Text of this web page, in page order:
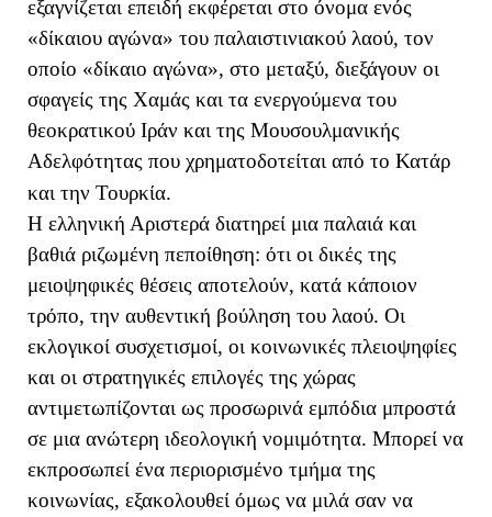
εξαγνίζεται επειδή εκφέρεται στο όνομα ενός
«δίκαιου αγώνα» του παλαιστινιακού λαού, τον
οποίο «δίκαιο αγώνα», στο μεταξύ, διεξάγουν οι
σφαγείς της Χαμάς και τα ενεργούμενα του
θεοκρατικού Ιράν και της Μουσουλμανικής
Αδελφότητας που χρηματοδοτείται από το Κατάρ
και την Τουρκία.
Η ελληνική Αριστερά διατηρεί μια παλαιά και
βαθιά ριζωμένη πεποίθηση: ότι οι δικές της
μειοψηφικές θέσεις αποτελούν, κατά κάποιον
τρόπο, την αυθεντική βούληση του λαού. Οι
εκλογικοί συσχετισμοί, οι κοινωνικές πλειοψηφίες
και οι στρατηγικές επιλογές της χώρας
αντιμετωπίζονται ως προσωρινά εμπόδια μπροστά
σε μια ανώτερη ιδεολογική νομιμότητα. Μπορεί να
εκπροσωπεί ένα περιορισμένο τμήμα της
κοινωνίας, εξακολουθεί όμως να μιλά σαν να